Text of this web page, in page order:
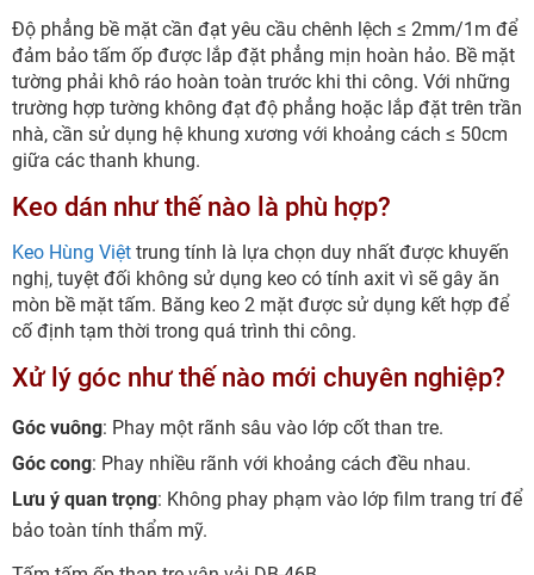
Độ phẳng bề mặt cần đạt yêu cầu chênh lệch ≤ 2mm/1m để
đảm bảo tấm ốp được lắp đặt phẳng mịn hoàn hảo. Bề mặt
tường phải khô ráo hoàn toàn trước khi thi công. Với những
trường hợp tường không đạt độ phẳng hoặc lắp đặt trên trần
nhà, cần sử dụng hệ khung xương với khoảng cách ≤ 50cm
giữa các thanh khung.
Keo dán như thế nào là phù hợp?
Keo Hùng Việt trung tính là lựa chọn duy nhất được khuyến
nghị, tuyệt đối không sử dụng keo có tính axit vì sẽ gây ăn
mòn bề mặt tấm. Băng keo 2 mặt được sử dụng kết hợp để
cố định tạm thời trong quá trình thi công.
Xử lý góc như thế nào mới chuyên nghiệp?
Góc vuông: Phay một rãnh sâu vào lớp cốt than tre.
Góc cong: Phay nhiều rãnh với khoảng cách đều nhau.
Lưu ý quan trọng: Không phay phạm vào lớp film trang trí để
bảo toàn tính thẩm mỹ.